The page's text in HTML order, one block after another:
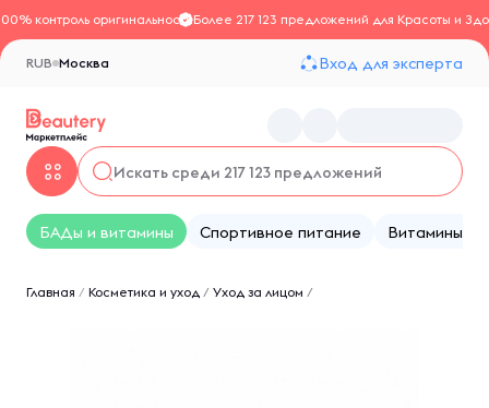
контроль оригинальностиБолее 217 123 предложений для Красоты и
Москва
RUB Вход для эксперта
БАДы и витамины Спортивное питание Витамины
Главная / Косметика и уход / Уход за лицом /